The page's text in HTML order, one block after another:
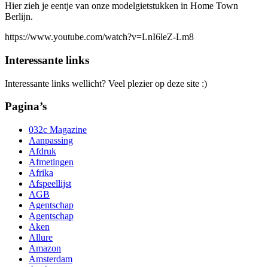
Hier zieh je eentje van onze modelgietstukken in Home Town
Berlijn.
https://www.youtube.com/watch?v=LnI6leZ-Lm8
Interessante links
Interessante links wellicht? Veel plezier op deze site :)
Pagina’s
032c Magazine
Aanpassing
Afdruk
Afmetingen
Afrika
Afspeellijst
AGB
Agentschap
Agentschap
Aken
Allure
Amazon
Amsterdam